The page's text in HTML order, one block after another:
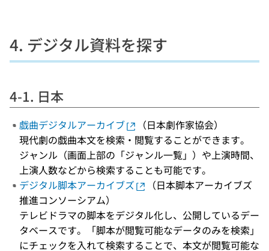
4. デジタル資料を探す
4-1. 日本
戯曲デジタルアーカイブ
（日本劇作家協会）
現代劇の戯曲本文を検索・閲覧することができます。
ジャンル（画面上部の「ジャンル一覧」）や上演時間、
上演人数などから検索することも可能です。
デジタル脚本アーカイブズ
（日本脚本アーカイブズ
推進コンソーシアム）
テレビドラマの脚本をデジタル化し、公開しているデー
タベースです。「脚本が閲覧可能なデータのみを検索」
にチェックを入れて検索することで、本文が閲覧可能な